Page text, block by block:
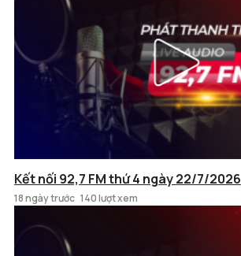
Kết nối 92,7 FM thứ 4 ngày 22/7/2026
18 ngày trước 140 lượt xem